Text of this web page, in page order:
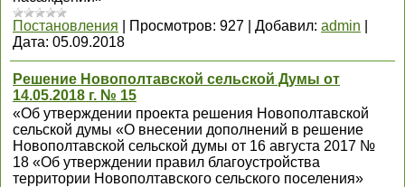
Постановления
Просмотров: 927 Добавил: admin
Дата: 05.09.2018
Решение Новополтавской сельской Думы от
14.05.2018 г. № 15
«Об утверждении проекта решения Новополтавской
сельской думы «О внесении дополнений в решение
Новополтавской сельской думы от 16 августа 2017 №
18 «Об утверждении правил благоустройства
территории Новополтавского сельского поселения»